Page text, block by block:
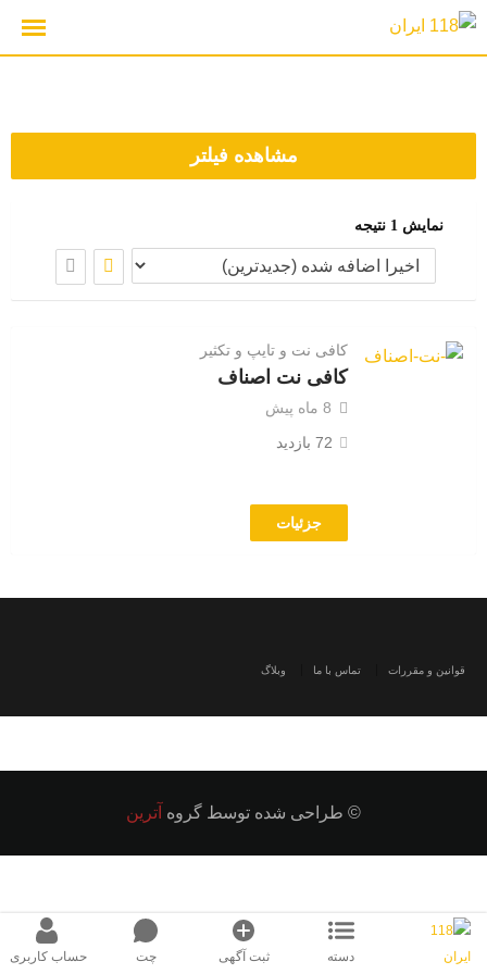
پرش
دسته ثبت آگهی چت حساب کاربری
مشاهده فیلتر
نمایش 1 نتیجه
کافی نت و تایپ و تکثیر
کافی نت اصناف
8 ماه پیش
72 بازدید
جزئیات
قوانین و مقررات تماس با ما وبلاگ
© طراحی شده توسط گروه آترین